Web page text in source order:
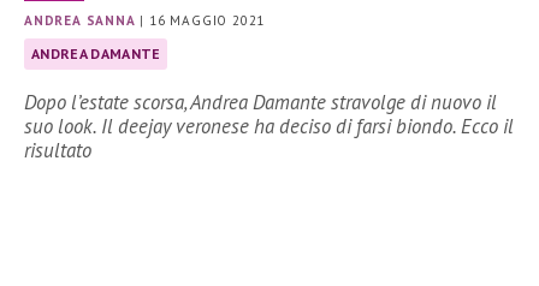
ANDREA SANNA | 16 MAGGIO 2021
ANDREA DAMANTE
Dopo l’estate scorsa, Andrea Damante stravolge di nuovo il
suo look. Il deejay veronese ha deciso di farsi biondo. Ecco il
risultato